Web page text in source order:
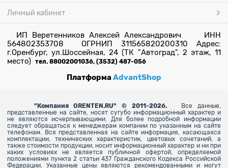
Личный кабинет
ИП Веретенников Алексей Александрович ИНН
564802353708 ОГРНИП 311565820200310 Адрес:
г.Оренбург, ул.Шоссейная, 24 (ТК "Автоград", 2 этаж, 11
место) тел. 88002001036, (3532) 487-056
ПлатформаAdvantShop
" Компания ORENTEN.RU" © 2011-2026.
Все данные,
представленные на сайте, носят сугубо информационный характер и
не являются исчерпывающими. Для более подробной информации
следует обращаться к менеджерам компании по указанным на сайте
телефонам. Вся представленная на сайте информация, касающаяся
комплектации, технических характеристик, цветовых сочетаний, а
также стоимости продукции, носит информационный характер и ни при
каких условиях не является публичной офертой, определяемой
положениями пункта 2 статьи 437 Гражданского Кодекса Российской
Федерации. Указанные цены являются рекомендованными и могут